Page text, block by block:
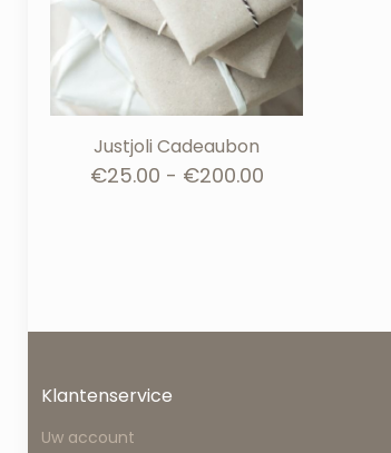
Justjoli Cadeaubon
€25.00 - €200.00Prijsklasse:
Klantenservice
Uw account